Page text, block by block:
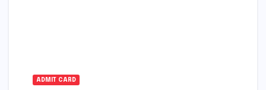
ADMIT CARD